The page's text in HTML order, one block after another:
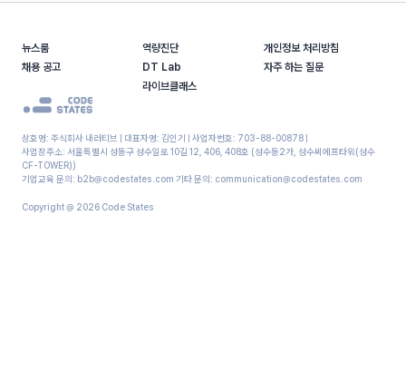
뉴스룸
채용 공고
역량진단
DT Lab
라이브클래스
개인정보 처리방침
자주 하는 질문
상호명: 주식회사 내러티브 | 대표자명: 김인기 | 사업자번호: 703-88-00878 |
사업장주소: 서울특별시 성동구 성수일로 10길 12, 406, 408호 (성수동2가, 성수씨에프타워(성수
CF-TOWER))
기업교육 문의: b2b@codestates.com 기타 문의: communication@codestates.com
Copyright @ 2026 Code States